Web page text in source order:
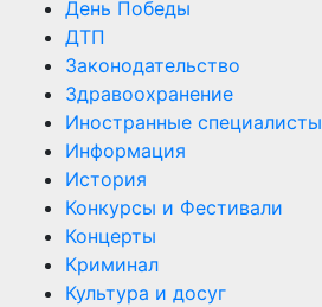
День Победы
ДТП
Законодательство
Здравоохранение
Иностранные специалисты
Информация
История
Конкурсы и Фестивали
Концерты
Криминал
Культура и досуг